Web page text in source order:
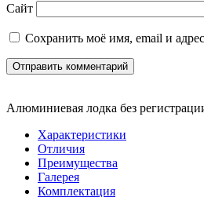
Сайт
Сохранить моё имя, email и
Алюминиевая лодка без
Характеристики
Отличия
Преимущества
Галерея
Комплектация